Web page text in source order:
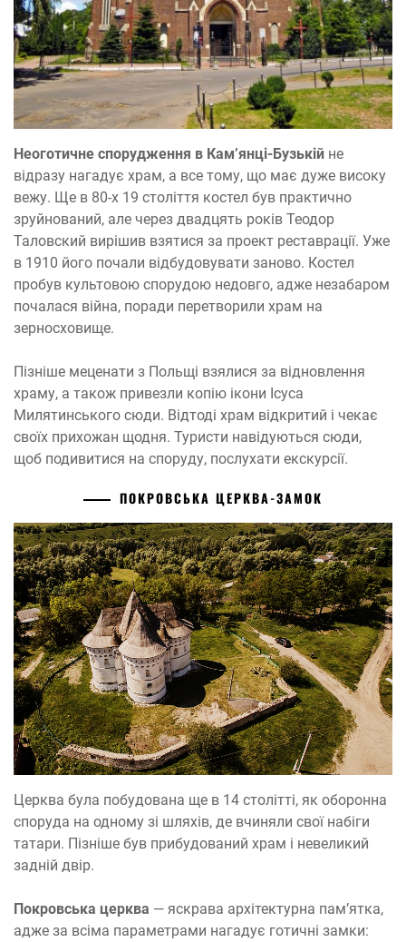
Неоготичне спорудження в Кам’янці-Бузькій не
відразу нагадує храм, а все тому, що має дуже високу
вежу. Ще в 80-х 19 століття костел був практично
зруйнований, але через двадцять років Теодор
Таловский вирішив взятися за проект реставрації. Уже
в 1910 його почали відбудовувати заново. Костел
пробув культовою спорудою недовго, адже незабаром
почалася війна, поради перетворили храм на
зерносховище.
Пізніше меценати з Польщі взялися за відновлення
храму, а також привезли копію ікони Ісуса
Милятинського сюди. Відтоді храм відкритий і чекає
своїх прихожан щодня. Туристи навідуються сюди,
щоб подивитися на споруду, послухати екскурсії.
ПОКРОВСЬКА ЦЕРКВА-ЗАМОК
Церква була побудована ще в 14 столітті, як оборонна
споруда на одному зі шляхів, де вчиняли свої набіги
татари. Пізніше був прибудований храм і невеликий
задній двір.
Покровська церква — яскрава архітектурна пам’ятка,
адже за всіма параметрами нагадує готичні замки: